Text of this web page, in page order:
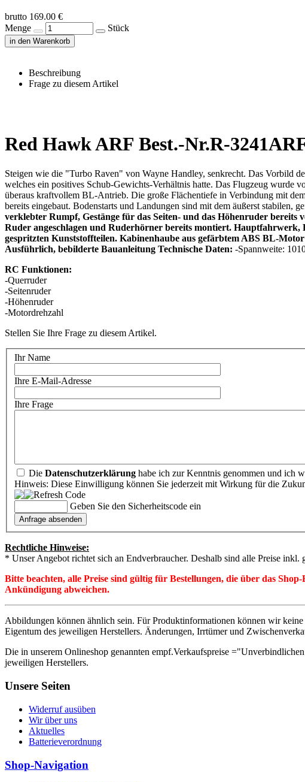
brutto 169.00 €
Menge
Stück
in den Warenkorb
Beschreibung
Frage zu diesem Artikel
Red Hawk ARF Best.-Nr.R-
Steigen wie die "Turbo Raven" von Wayne Handley, senkrecht. Das Vorbild
welches ein positives Schub-Gewichts-Verhältnis hatte. Das Flugzeug wurde
überaus kraftvollem BL-Antrieb. Die große Flächentiefe in Verbindung mit
bereits eingebaut. Bodenstarts und Landungen sind mit dem äußerst stabilen,
verklebter Rumpf, Gestänge für das Seiten- und das Höhenruder bereits
Ruder angeschlagen und Ruderhörner bereits montiert. Hauptfahrwerk,
gespritzten Kunststoffteilen. Kabinenhaube aus gefärbtem ABS BL-
Ausführlich, bebilderte Bauanleitung Technische Daten: -Spannweite:
RC Funktionen:
-Querruder
-Seitenruder
-Höhenruder
-Motordrehzahl
Stellen Sie Ihre Frage zu diesem Artikel.
Ihr Name
Ihre E-Mail-Adresse
Ihre Frage
Die Datenschutzerklärung habe ich zur Kenntnis genommen und ich
Hinweis: Diese Einwilligung können Sie jederzeit mit Wirkung für die
Geben Sie den Sicherheitscode ein
Rechtliche Hinweise:
* Unser Angebot richtet sich an Endverbraucher. Deshalb sind alle Preise
Bitte beachten, alle Preise sind gültig für Bestellungen, die über das
Ankündigung abweichen.
Abbildungen können ähnlich sein. Für Produktinformationen können wir
Eigentum des jeweiligen Herstellers. Änderungen, Irrtümer und
Die in unserem Onlineshop genannten empf.Verkaufspreise
jeweiligen Herstellers.
Unsere Seiten
Widerruf ausüben
Wir über uns
Aktuelles
Batterieverordnung
Shop-Navigation